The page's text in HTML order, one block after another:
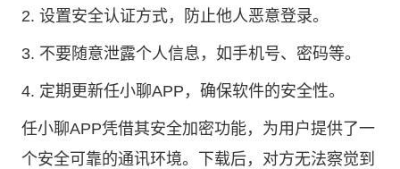
2. 设置安全认证方式，防止他人恶意登录。
3. 不要随意泄露个人信息，如手机号、密码等。
4. 定期更新任小聊APP，确保软件的安全性。
任小聊APP凭借其安全加密功能，为用户提供了一
个安全可靠的通讯环境。下载后，对方无法察觉到